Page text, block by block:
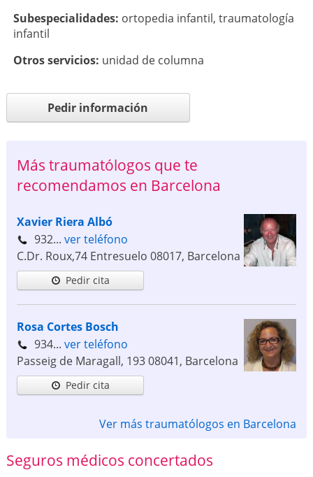
Subespecialidades: ortopedia infantil, traumatología
infantil
Otros servicios: unidad de columna
Pedir información
Más traumatólogos que te
recomendamos en Barcelona
Xavier Riera Albó
932... ver teléfono
C.Dr. Roux,74 Entresuelo 08017, Barcelona
Pedir cita
Rosa Cortes Bosch
934... ver teléfono
Passeig de Maragall, 19308041, Barcelona
Pedir cita
Ver más traumatólogos en Barcelona
Seguros médicos concertados